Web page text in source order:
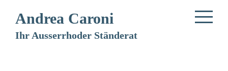
Andrea Caroni
Ihr Ausserrhoder Ständerat